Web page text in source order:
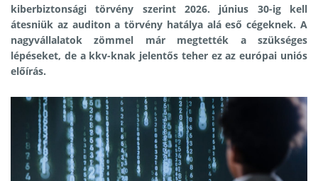
kiberbiztonsági törvény szerint 2026. június 30-ig kell
átesniük az auditon a törvény hatálya alá eső cégeknek. A
nagyvállalatok zömmel már megtették a szükséges
lépéseket, de a kkv-knak jelentős teher ez az európai uniós
előírás.